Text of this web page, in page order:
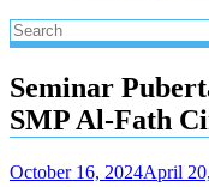
Seminar
SMP Al-Fath
October 16, 2024April